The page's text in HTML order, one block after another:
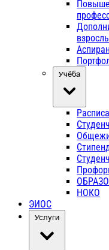
Учёба
НОКО
ЭИОС
Услуги